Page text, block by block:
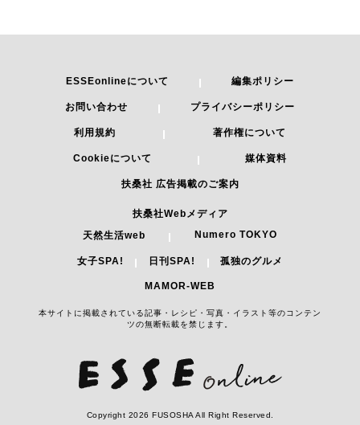
ESSEonlineについて 編集ポリシー
お問い合わせ プライバシーポリシー
利用規約 著作権について
Cookieについて 媒体資料
扶桑社 広告掲載のご案内
扶桑社Webメディア
天然生活web
Numero TOKYO
女子SPA! 日刊SPA! 孤独のグルメ
MAMOR-WEB
本サイトに掲載されている記事・レシピ・写真・イラスト等のコンテン
ツの無断転載を禁じます。
Copyright 2026 FUSOSHA All Right Reserved.